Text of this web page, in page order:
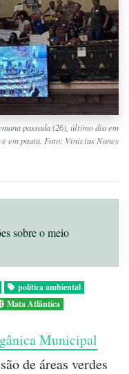
passada (26), último dia em
em pauta. Foto: Vinícius Nunes
sobre o meio
política ambiental
Mata Atlântica
Municipal
de áreas verdes